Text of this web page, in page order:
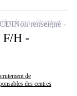
F/H -
de
des centres
CDINon renseigné
à ma sélection